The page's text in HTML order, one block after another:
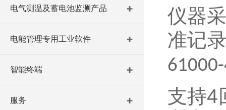
电气测温及蓄电池监测产品
电能管理专用工业软件
智能终端
服务
仪器
准记
支持4